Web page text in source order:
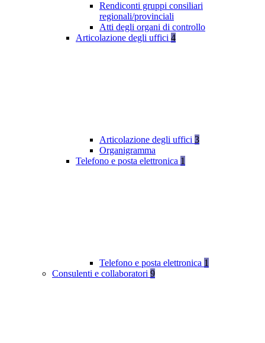
Rendiconti gruppi consiliari
regionali/provinciali
Atti degli organi di controllo
Articolazione degli uffici 4
Articolazione degli uffici 3
Organigramma
Telefono e posta elettronica 1
Telefono e posta elettronica 1
Consulenti e collaboratori 9